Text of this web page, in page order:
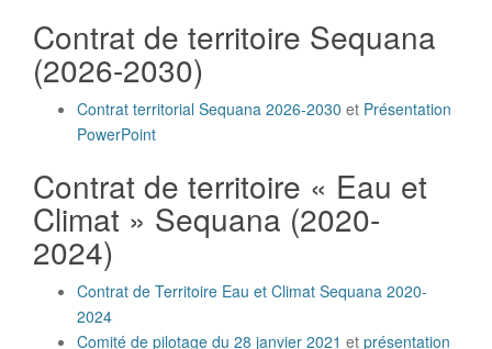
Contrat de territoire Sequana
(2026-2030)
Contrat territorial Sequana 2026-2030 et Présentation
PowerPoint
Contrat de territoire « Eau et
Climat » Sequana (2020-
2024)
Contrat de Territoire Eau et Climat Sequana 2020-
2024
Comité de pilotage du 28 janvier 2021 et présentation